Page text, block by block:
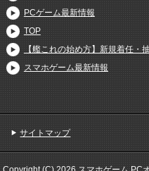
PCゲーム最新情報
TOP
【艦これの始め方】新規着任・
スマホゲーム最新情報
サイトマップ